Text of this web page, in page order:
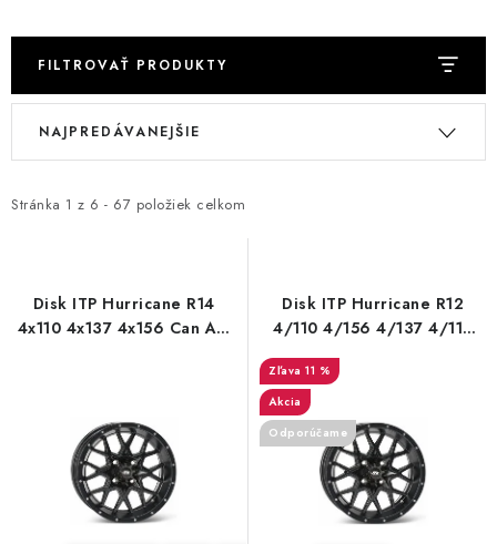
YAMAHA GRIZZLY 550/660/700
SUZUKI KINGQUAD 700/750 LTA
CAN AM RENEGADE 570/650/800/1000
CF MOTO X450/X520/X550/X625
CF MOTO CFORCE X850/X1000
POLARIS SPORTSMAN RZR 1000
LINHAI 400/500/M550/650
FILTROVAŤ PRODUKTY
ý
i
o
Stránka 1 z 6 - 67 položiek celkom
R
e
p
NAJPREDÁVANEJŠIE
Disk ITP Hurricane R14
4x110 4x137 4x156 Can Am
Disk ITP Hurricane R12
4/110 4/156 4/137 4/115
11 %
Akcia
Odporúčame